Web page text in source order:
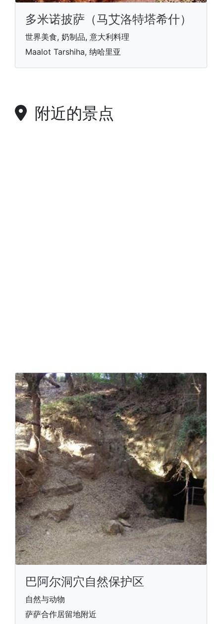
多米诺披萨（马艾洛特塔希什）
世界美食, 奶制品, 意大利料理
Maalot Tarshiha, 纳哈里亚
附近的景点
巴阿尔洞穴自然保护区
自然与动物
萨萨合作居留地附近